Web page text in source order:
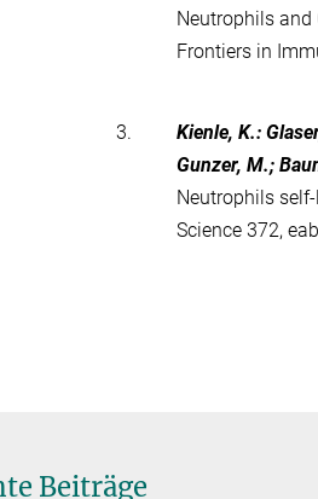
Neutrophils and
Frontiers in
3.
Kienle, K.:
Gunzer, M.;
Neutrophils
Science 372,
Beiträge